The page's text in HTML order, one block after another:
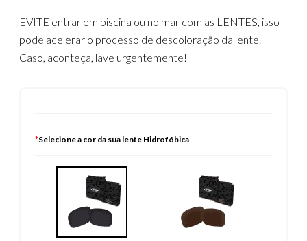
EVITE entrar em piscina ou no mar com as LENTES, isso
pode acelerar o processo de descoloração da lente.
Caso, aconteça, lave urgentemente!
*Selecione a cor da sua lente Hidrofóbica